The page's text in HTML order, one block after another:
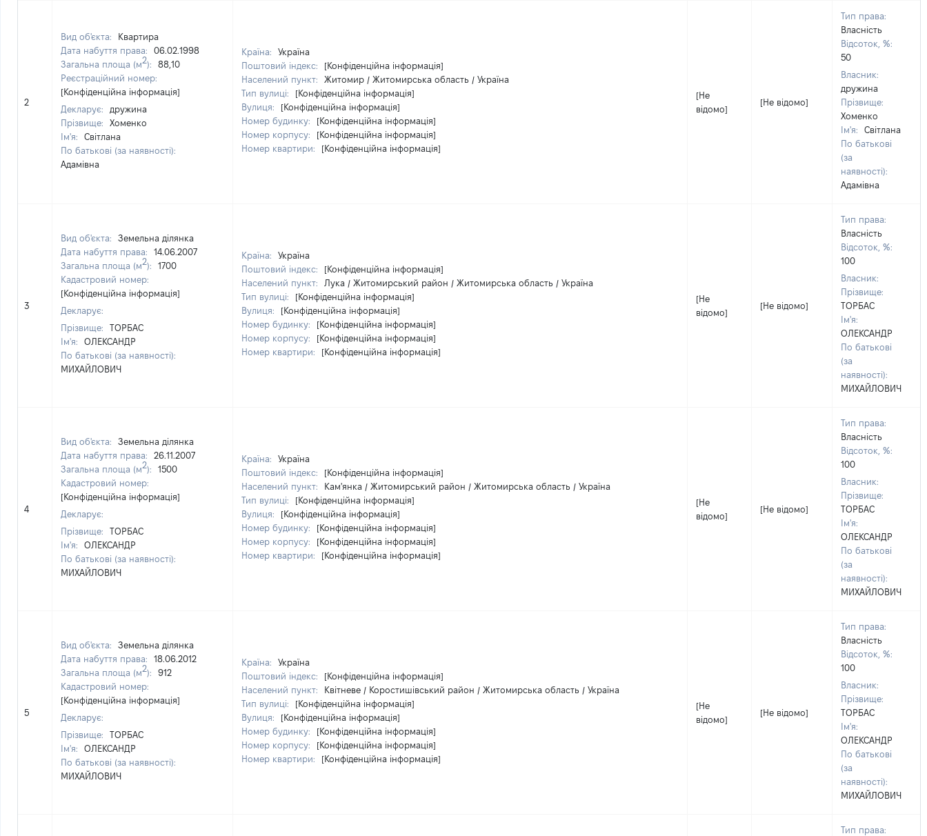
2
Вид об'єкта:
Квартира
Дата набуття права:
06.02.1998
Загальна площа (м2):
88,10
Реєстраційний номер:
[Конфіденційна інформація]
Декларує:
дружина
Прізвище:
Хоменко
Ім'я:
Світлана
По батькові (за наявності):
Адамівна
Країна:
Україна
Поштовий індекс:
[Конфіденційна інформація]
Населений пункт:
Житомир / Житомирська область / Україна
Тип вулиці:
[Конфіденційна інформація]
Вулиця:
[Конфіденційна інформація]
Номер будинку:
[Конфіденційна інформація]
Номер корпусу:
[Конфіденційна інформація]
Номер квартири:
[Конфіденційна інформація]
[Не
відомо]
[Не відомо]
Тип права:
Власність
Відсоток, %:
50
Власник:
дружина
Прізвище:
Хоменко
Ім'я:
Світлана
По батькові
(за
наявності):
Адамівна
3
Вид об'єкта:
Земельна ділянка
Дата набуття права:
14.06.2007
Загальна площа (м2):
1700
Кадастровий номер:
[Конфіденційна інформація]
Декларує:
Прізвище:
ТОРБАС
Ім'я:
ОЛЕКСАНДР
По батькові (за наявності):
МИХАЙЛОВИЧ
Країна:
Україна
Поштовий індекс:
[Конфіденційна інформація]
Населений пункт:
Лука / Житомирський район / Житомирська область / Україна
Тип вулиці:
[Конфіденційна інформація]
Вулиця:
[Конфіденційна інформація]
Номер будинку:
[Конфіденційна інформація]
Номер корпусу:
[Конфіденційна інформація]
Номер квартири:
[Конфіденційна інформація]
[Не
відомо]
[Не відомо]
Тип права:
Власність
Відсоток, %:
100
Власник:
Прізвище:
ТОРБАС
Ім'я:
ОЛЕКСАНДР
По батькові
(за
наявності):
МИХАЙЛОВИЧ
4
Вид об'єкта:
Земельна ділянка
Дата набуття права:
26.11.2007
Загальна площа (м2):
1500
Кадастровий номер:
[Конфіденційна інформація]
Декларує:
Прізвище:
ТОРБАС
Ім'я:
ОЛЕКСАНДР
По батькові (за наявності):
МИХАЙЛОВИЧ
Країна:
Україна
Поштовий індекс:
[Конфіденційна інформація]
Населений пункт:
Кам'янка / Житомирський район / Житомирська область / Україна
Тип вулиці:
[Конфіденційна інформація]
Вулиця:
[Конфіденційна інформація]
Номер будинку:
[Конфіденційна інформація]
Номер корпусу:
[Конфіденційна інформація]
Номер квартири:
[Конфіденційна інформація]
[Не
відомо]
[Не відомо]
Тип права:
Власність
Відсоток, %:
100
Власник:
Прізвище:
ТОРБАС
Ім'я:
ОЛЕКСАНДР
По батькові
(за
наявності):
МИХАЙЛОВИЧ
5
Вид об'єкта:
Земельна ділянка
Дата набуття права:
18.06.2012
Загальна площа (м2):
912
Кадастровий номер:
[Конфіденційна інформація]
Декларує:
Прізвище:
ТОРБАС
Ім'я:
ОЛЕКСАНДР
По батькові (за наявності):
МИХАЙЛОВИЧ
Країна:
Україна
Поштовий індекс:
[Конфіденційна інформація]
Населений пункт:
Квітневе / Коростишівський район / Житомирська область / Україна
Тип вулиці:
[Конфіденційна інформація]
Вулиця:
[Конфіденційна інформація]
Номер будинку:
[Конфіденційна інформація]
Номер корпусу:
[Конфіденційна інформація]
Номер квартири:
[Конфіденційна інформація]
[Не
відомо]
[Не відомо]
Тип права:
Власність
Відсоток, %:
100
Власник:
Прізвище:
ТОРБАС
Ім'я:
ОЛЕКСАНДР
По батькові
(за
наявності):
МИХАЙЛОВИЧ
Тип права: